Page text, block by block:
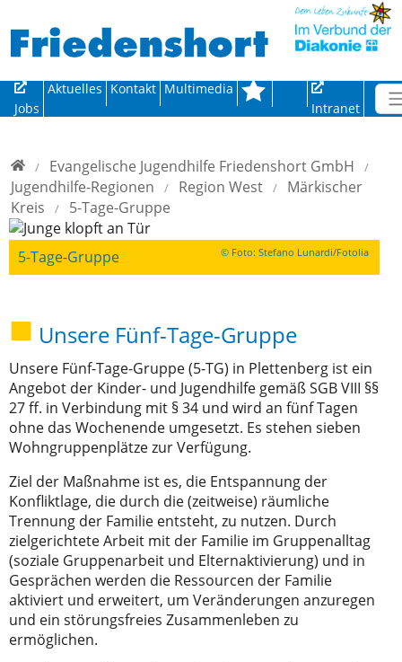
Jobs
Aktuelles Kontakt Multimedia
Intranet
HomeEvangelische Jugendhilfe Friedenshort GmbH
Jugendhilfe-Regionen
Region West
Märkischer
Kreis
5-Tage-Gruppe
5-Tage-Gruppe © Foto: Stefano Lunardi/Fotolia
Unsere Fünf-Tage-Gruppe
Unsere Fünf-Tage-Gruppe (5-TG) in Plettenberg ist ein
Angebot der Kinder- und Jugendhilfe gemäß SGB VIII §§
27 ff. in Verbindung mit § 34 und wird an fünf Tagen
ohne das Wochenende umgesetzt. Es stehen sieben
Wohngruppenplätze zur Verfügung.
Ziel der Maßnahme ist es, die Entspannung der
Konfliktlage, die durch die (zeitweise) räumliche
Trennung der Familie entsteht, zu nutzen. Durch
zielgerichtete Arbeit mit der Familie im Gruppenalltag
(soziale Gruppenarbeit und Elternaktivierung) und in
Gesprächen werden die Ressourcen der Familie
aktiviert und erweitert, um Veränderungen anzuregen
und ein störungsfreies Zusammenleben zu
ermöglichen.